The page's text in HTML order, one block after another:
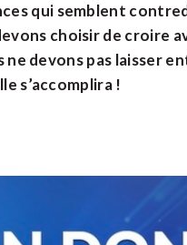
qui semblent
choisir de croire
devons pas laisser
s’accomplira !